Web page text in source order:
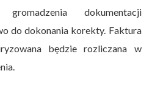
dokumentacji
do dokonania korekty. Faktura
będzie rozliczana w